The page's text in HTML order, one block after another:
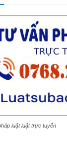
luật luật trực tuyến